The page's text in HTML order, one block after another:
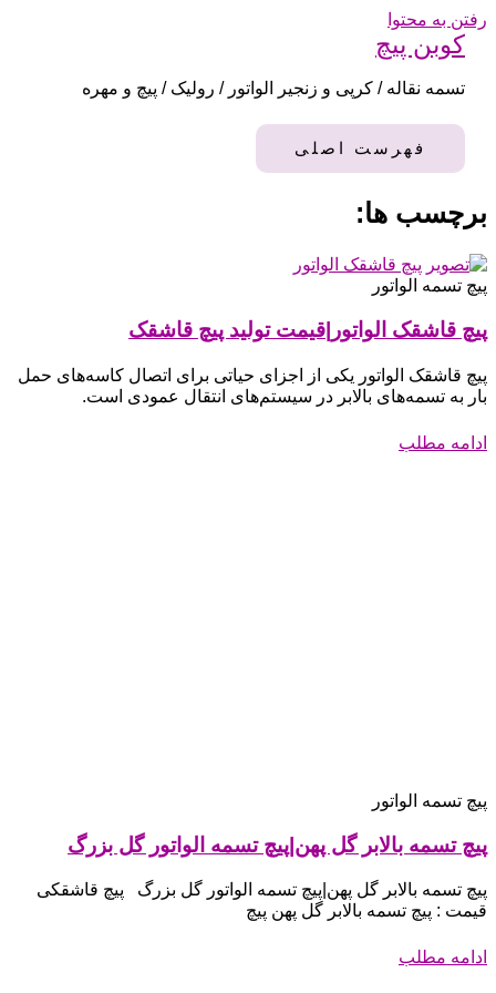
رفتن به محتوا
کوبن پیچ
تسمه نقاله / کرپی و زنجیر الواتور / رولیک / پیچ و مهره
فهرست اصلی
برچسب ها:
پیچ تسمه الواتور
پیچ قاشقک الواتور|قیمت تولید پیچ قاشقک
پیچ قاشقک الواتور یکی از اجزای حیاتی برای اتصال کاسه‌های حمل
بار به تسمه‌های بالابر در سیستم‌های انتقال عمودی است.
ادامه مطلب
پیچ تسمه الواتور
پیچ تسمه بالابر گل پهن|پیچ تسمه الواتور گل بزرگ
پیچ تسمه بالابر گل پهن|پیچ تسمه الواتور گل بزرگ پیچ قاشقکی
قیمت : پیچ تسمه بالابر گل پهن پیچ
ادامه مطلب